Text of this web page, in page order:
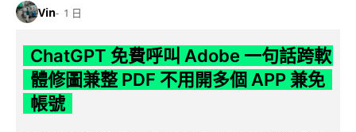
Vin 1 日
ChatGPT 免費呼叫 Adobe 一句話跨軟
體修圖兼整 PDF 不用開多個 APP 兼免
帳號